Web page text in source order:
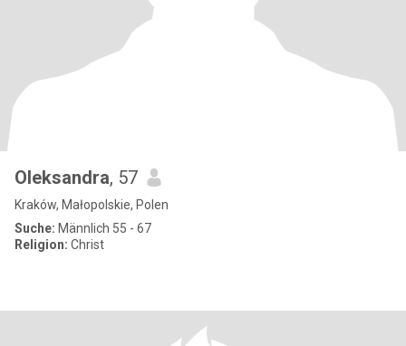
Oleksandra, 57
Kraków, Małopolskie, Polen
Suche: Männlich 55 - 67
Religion: Christ